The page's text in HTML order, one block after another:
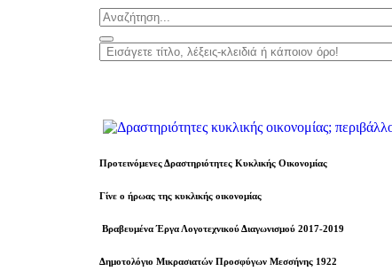
Προτεινόμενες Δραστηριότητες Κυκλικής Οικονομίας
Γίνε ο ήρωας της κυκλικής οικονομίας
Βραβευµένα Έργα Λογοτεχνικού Διαγωνισμού 2017-2019
Δημοτολόγιο Μικρασιατών Προσφύγων Μεσσήνης 1922